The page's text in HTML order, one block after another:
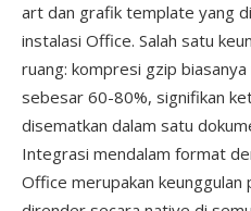
art dan grafik template yang
instalasi Office. Salah satu
ruang: kompresi gzip
sebesar 60-80%, signifikan
disematkan dalam satu
Integrasi mendalam format
Office merupakan